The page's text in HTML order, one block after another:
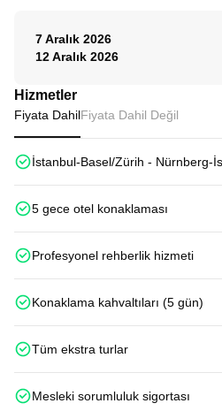
7 Aralık 2026
12 Aralık 2026
Hizmetler
Fiyata DahilFiyata Dahil Değil
İstanbul-Basel/Zürih - Nürnberg-
5 gece otel konaklaması
Profesyonel rehberlik hizmeti
Konaklama kahvaltıları (5 gün)
Tüm ekstra turlar
Mesleki sorumluluk sigortası